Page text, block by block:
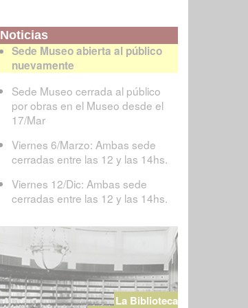
Noticias
Sede Museo abierta al público
nuevamente
Sede Museo cerrada al público
por obras en el Museo desde el
17/Mar
Viernes 6/Marzo: Ambas sede
cerradas entre las 12 y las 14hs.
Viernes 12/Dic: Ambas sede
cerradas entre las 12 y las 14hs.
La Biblioteca